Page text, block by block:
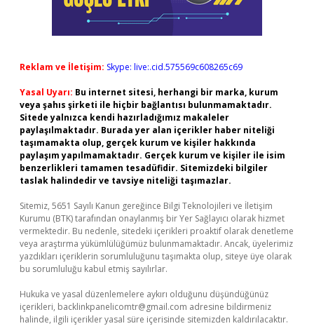
Reklam ve İletişim: Skype: live:.cid.575569c608265c69
Yasal Uyarı: Bu internet sitesi, herhangi bir marka, kurum
veya şahıs şirketi ile hiçbir bağlantısı bulunmamaktadır.
Sitede yalnızca kendi hazırladığımız makaleler
paylaşılmaktadır. Burada yer alan içerikler haber niteliği
taşımamakta olup, gerçek kurum ve kişiler hakkında
paylaşım yapılmamaktadır. Gerçek kurum ve kişiler ile isim
benzerlikleri tamamen tesadüfidir. Sitemizdeki bilgiler
taslak halindedir ve tavsiye niteliği taşımazlar.
Sitemiz, 5651 Sayılı Kanun gereğince Bilgi Teknolojileri ve İletişim
Kurumu (BTK) tarafından onaylanmış bir Yer Sağlayıcı olarak hizmet
vermektedir. Bu nedenle, sitedeki içerikleri proaktif olarak denetleme
veya araştırma yükümlülüğümüz bulunmamaktadır. Ancak, üyelerimiz
yazdıkları içeriklerin sorumluluğunu taşımakta olup, siteye üye olarak
bu sorumluluğu kabul etmiş sayılırlar.
Hukuka ve yasal düzenlemelere aykırı olduğunu düşündüğünüz
içerikleri, backlinkpanelicomtr@gmail.com adresine bildirmeniz
halinde, ilgili içerikler yasal süre içerisinde sitemizden kaldırılacaktır.